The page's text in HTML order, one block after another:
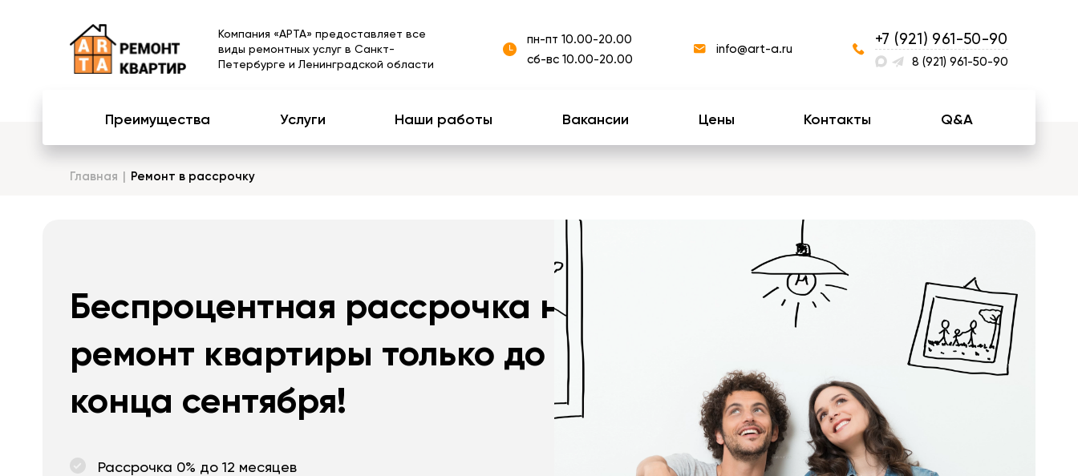
Компания «АРТА» предоставляет все
виды ремонтных услуг в Санкт-
Петербурге и Ленинградской области
пн-пт 10.00-20.00
сб-вс 10.00-20.00
info@art-a.ru
+7 (921) 961-50-90
8 (921) 961-50-90
Преимущества Услуги Наши работы Вакансии Цены Контакты Q&A
Главная Ремонт в рассрочку
Беспроцентная рассрочка на
ремонт квартиры только до
конца сентября!
Рассрочка 0% до 12 месяцев